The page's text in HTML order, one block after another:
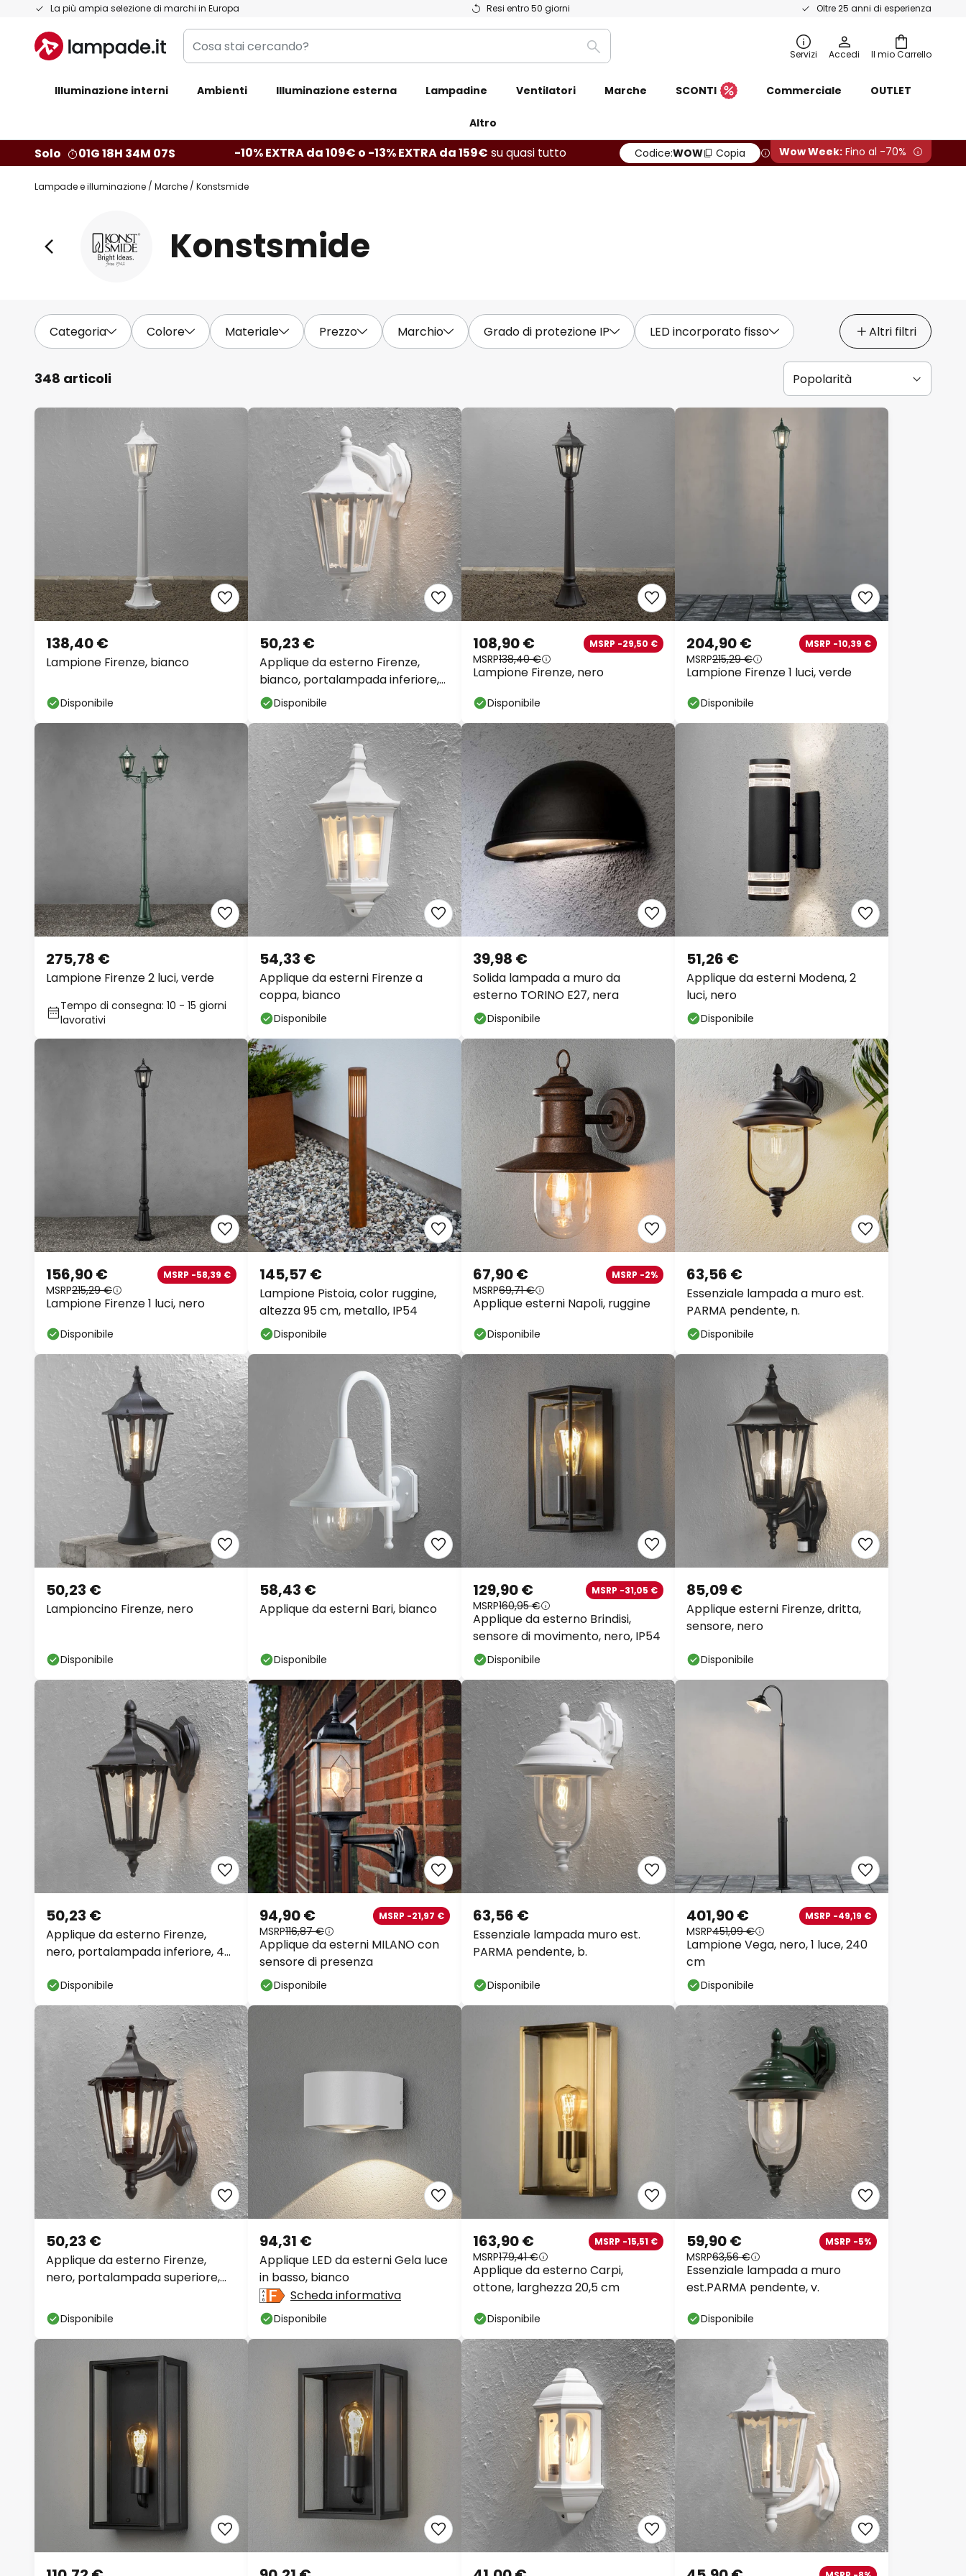
La più ampia selezione di marchi in Europa Resi entro 50 giorni Oltre 25 anni di esperienza
Salta
contenuto
Il mio Carrello
Cosa
stai
Ricerca Servizi Accedi
Illuminazione interni Ambienti Illuminazione esterna Lampadine Ventilatori Marche SCONTI Commerciale OUTLET
Altro
Solo 01G 18H 34M 05S -10% EXTRA da 109€ o -13% EXTRA da 159€ su quasi tutto Codice:WOW Copia Wow Week: Fino al -70%
Lampade e illuminazione Marche Konstsmide
Konstsmide
Categoria Colore Materiale Prezzo Marchio Grado di protezione IP LED incorporato fisso Altri filtri
348 articoli
Lampione Firenze, bianco
138,40 €
Disponibile
Applique da esterno Firenze,
bianco, portalampada inferiore,
48 cm
50,23 €
Disponibile
Lampione Firenze, nero
108,90 € MSRP -29,50 €
MSRP138,40 €
Disponibile
Lampione Firenze 1 luci, verde
204,90 € MSRP -10,39 €
MSRP215,29 €
Disponibile
Lampione Firenze 2 luci, verde
275,78 €
Tempo di consegna: 10 - 15 giorni
lavorativi
Applique da esterni Firenze a
coppa, bianco
54,33 €
Disponibile
Solida lampada a muro da
esterno TORINO E27, nera
39,98 €
Disponibile
Applique da esterni Modena, 2
luci, nero
51,26 €
Disponibile
Lampione Firenze 1 luci, nero
156,90 € MSRP -58,39 €
MSRP215,29 €
Disponibile
Lampione Pistoia, color ruggine,
altezza 95 cm, metallo, IP54
145,57 €
Disponibile
Applique esterni Napoli, ruggine
67,90 € MSRP -2%
MSRP69,71 €
Disponibile
Essenziale lampada a muro est.
PARMA pendente, n.
63,56 €
Disponibile
Lampioncino Firenze, nero
50,23 €
Disponibile
Applique da esterni Bari, bianco
58,43 €
Disponibile
Applique da esterno Brindisi,
sensore di movimento, nero, IP54
129,90 € MSRP -31,05 €
MSRP160,95 €
Disponibile
Applique esterni Firenze, dritta,
sensore, nero
85,09 €
Disponibile
Applique da esterno Firenze,
nero, portalampada inferiore, 48
50,23 €
Disponibile
Applique da esterni MILANO con
sensore di presenza
94,90 € MSRP -21,97 €
MSRP116,87 €
Disponibile
Essenziale lampada muro est.
PARMA pendente, b.
63,56 €
Disponibile
Lampione Vega, nero, 1 luce, 240
cm
401,90 € MSRP -49,19 €
MSRP451,09 €
Disponibile
Applique da esterno Firenze,
nero, portalampada superiore,
50,23 €
Disponibile
Applique LED da esterni Gela luce
in basso, bianco
94,31 €
Scheda informativa
Disponibile
Applique da esterno Carpi,
ottone, larghezza 20,5 cm
163,90 € MSRP -15,51 €
MSRP179,41 €
Disponibile
Essenziale lampada a muro
est.PARMA pendente, v.
59,90 € MSRP -5%
MSRP63,56 €
Disponibile